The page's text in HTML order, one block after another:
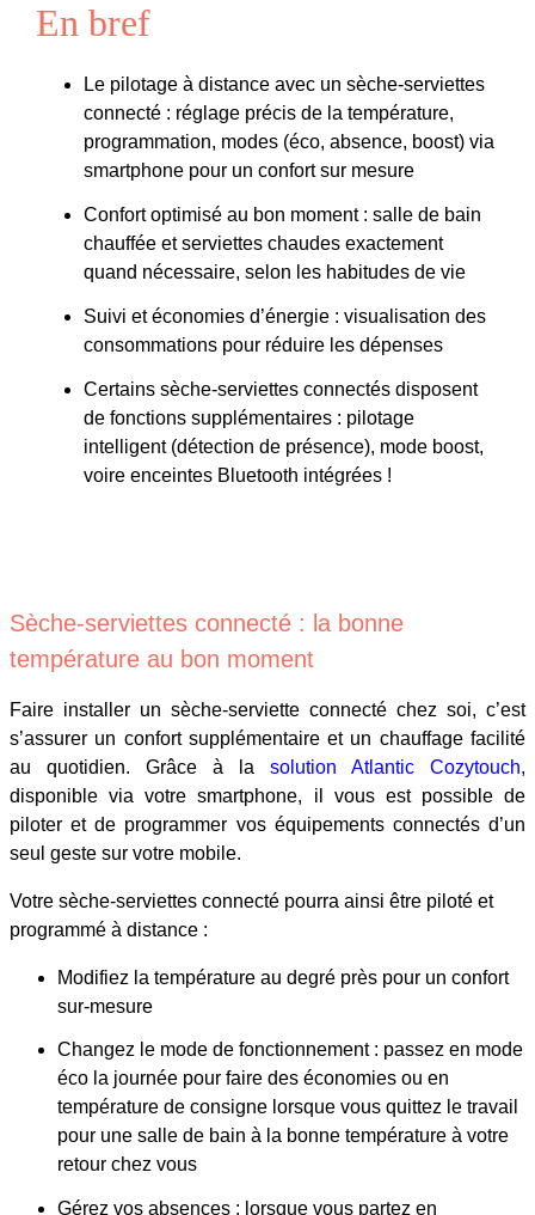
En bref
Le pilotage à distance avec un sèche-serviettes
connecté : réglage précis de la température,
programmation, modes (éco, absence, boost) via
smartphone pour un confort sur mesure
Confort optimisé au bon moment : salle de bain
chauffée et serviettes chaudes exactement
quand nécessaire, selon les habitudes de vie
Suivi et économies d’énergie : visualisation des
consommations pour réduire les dépenses
Certains sèche-serviettes connectés disposent
de fonctions supplémentaires : pilotage
intelligent (détection de présence), mode boost,
voire enceintes Bluetooth intégrées !
Sèche-serviettes connecté : la bonne
température au bon moment
Faire installer un sèche-serviette connecté chez soi, c’est
s’assurer un confort supplémentaire et un chauffage facilité
au quotidien. Grâce à la solution Atlantic Cozytouch,
disponible via votre smartphone, il vous est possible de
piloter et de programmer vos équipements connectés d’un
seul geste sur votre mobile.
Votre sèche-serviettes connecté pourra ainsi être piloté et
programmé à distance :
Modifiez la température au degré près pour un confort
sur-mesure
Changez le mode de fonctionnement : passez en mode
éco la journée pour faire des économies ou en
température de consigne lorsque vous quittez le travail
pour une salle de bain à la bonne température à votre
retour chez vous
Gérez vos absences : lorsque vous partez en